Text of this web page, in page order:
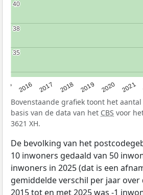
2016 2017 2018 2019 2020 2021
35
35
38
38
40
40
Bovenstaande grafiek toont het
basis van de data van het CBS voor
3621 XH.
De bevolking van het
10 inwoners gedaald van 50
inwoners in 2025 (dat is een
gemiddelde verschil per jaar over
2015 tot en met 2025 was -1